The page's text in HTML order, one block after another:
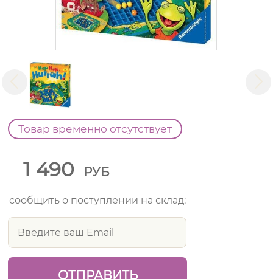
Товар временно отсутствует
1 490 РУБ
сообщить о поступлении на склад: